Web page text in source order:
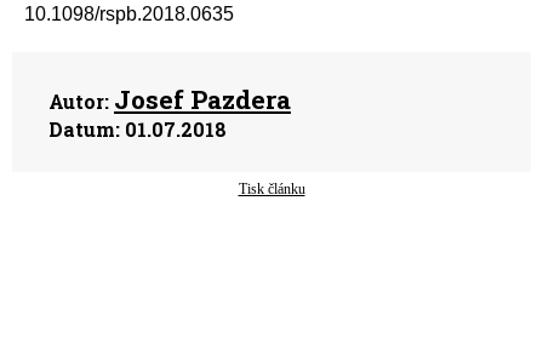
10.1098/rspb.2018.0635
Autor: Josef Pazdera
Datum: 01.07.2018
Tisk článku